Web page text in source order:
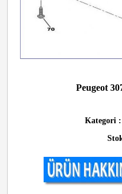
Peugeot
Kategori :